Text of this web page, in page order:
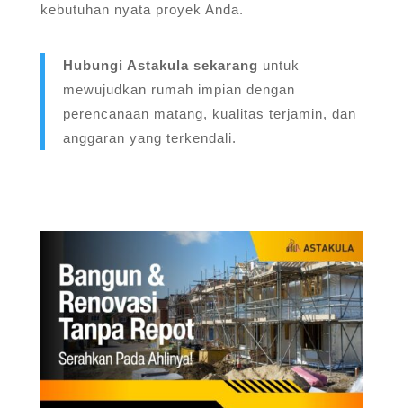
kebutuhan nyata proyek Anda.
Hubungi Astakula sekarang untuk
mewujudkan rumah impian dengan
perencanaan matang, kualitas terjamin, dan
anggaran yang terkendali.